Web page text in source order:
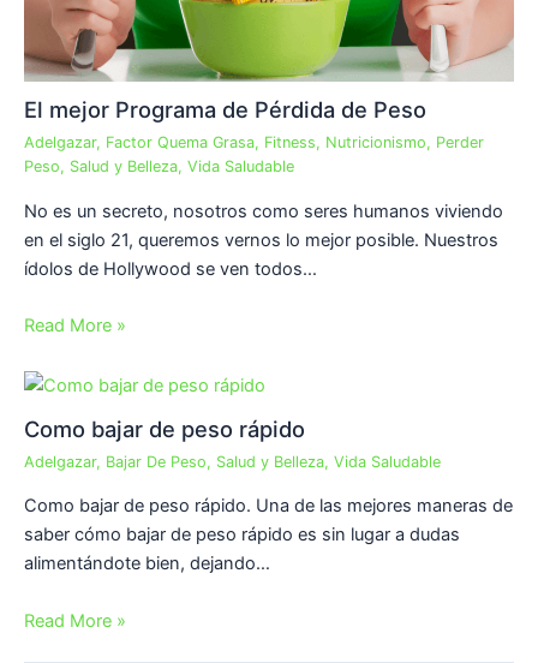
El mejor Programa de Pérdida de Peso
Adelgazar, Factor Quema Grasa, Fitness, Nutricionismo, Perder
Peso, Salud y Belleza, Vida Saludable
No es un secreto, nosotros como seres humanos viviendo
en el siglo 21, queremos vernos lo mejor posible. Nuestros
ídolos de Hollywood se ven todos…
Read More »
Como bajar de peso rápido
Adelgazar, Bajar De Peso, Salud y Belleza, Vida Saludable
Como bajar de peso rápido. Una de las mejores maneras de
saber cómo bajar de peso rápido es sin lugar a dudas
alimentándote bien, dejando…
Read More »